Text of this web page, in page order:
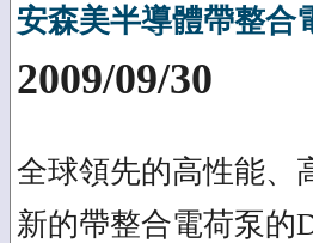
安森美半導體帶整合
2009/09/30
全球領先的高性能、
新的帶整合電荷泵的